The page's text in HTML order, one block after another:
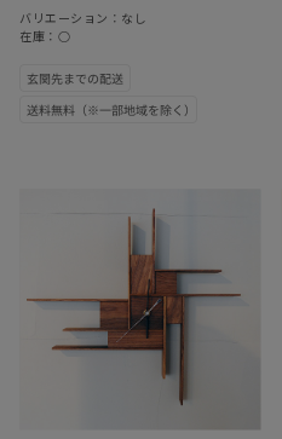
バリエーション：なし
在庫：○